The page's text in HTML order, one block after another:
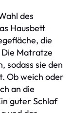
des
Hausbett
die
Matratze
sodass sie den
Ob weich oder
an die
guter Schlaf